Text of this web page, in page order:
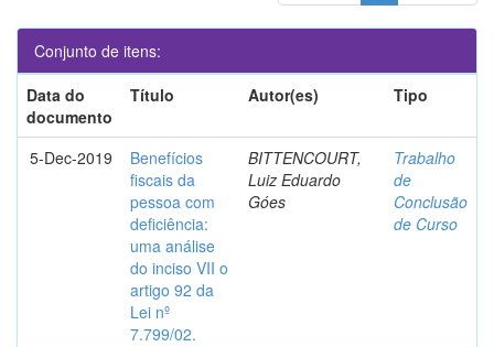
Conjunto de itens:
Data do
documento
Título Autor(es) Tipo
5-Dec-2019
Benefícios
fiscais da
pessoa com
deficiência:
uma análise
do inciso VII o
artigo 92 da
Lei nº
7.799/02.
BITTENCOURT,
Luiz Eduardo
Góes
Trabalho
de
Conclusão
de Curso